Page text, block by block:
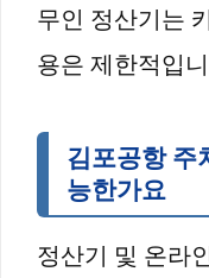
무인 정산기는
용은 제한적입
김포공항 주
능한가요
정산기 및 온라